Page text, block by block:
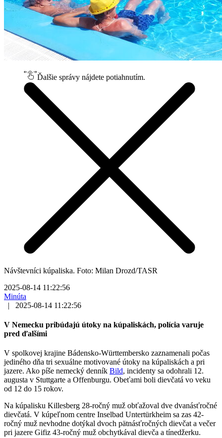
Ďalšie správy nájdete potiahnutím.
Návštevníci kúpaliska. Foto: Milan Drozd/TASR
2025-08-14 11:22:56
Minúta
|
2025-08-14 11:22:56
V Nemecku pribúdajú útoky na kúpaliskách, polícia varuje
pred ďalšími
V spolkovej krajine Bádensko-Württembersko zaznamenali počas
jediného dňa tri sexuálne motivované útoky na kúpaliskách a pri
jazere. Ako píše nemecký denník Bild, incidenty sa odohrali 12.
augusta v Stuttgarte a Offenburgu. Obeťami boli dievčatá vo veku
od 12 do 15 rokov.
Na kúpalisku Killesberg 28-ročný muž obťažoval dve dvanásťročné
dievčatá. V kúpeľnom centre Inselbad Untertürkheim sa zas 42-
ročný muž nevhodne dotýkal dvoch pätnásťročných dievčat a večer
pri jazere Gifiz 43-ročný muž obchytkával dievča a tínedžerku.